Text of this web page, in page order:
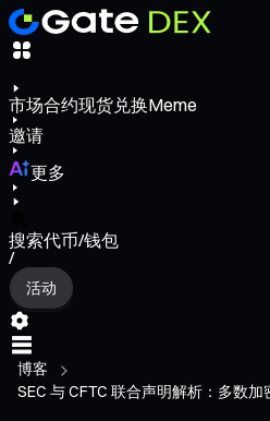
市场合约现货兑换Meme
邀请
更多
搜索代币/钱包
/
活动
博客
SEC 与 CFTC 联合声明解析：多数